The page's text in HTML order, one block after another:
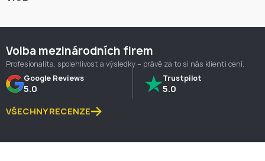
Volba mezinárodních firem
Profesionalita, spolehlivost a výsledky – právě za to si nás klienti cení.
Google Reviews
5.0
Trustpilot
5.0
VŠECHNY RECENZE